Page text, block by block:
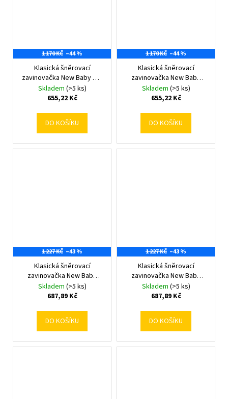
1 170 KČ –44 %
Klasická šněrovací
zavinovačka New Baby old
rose
Skladem (>5 ks)
655,22 Kč
DO KOŠÍKU
1 170 KČ –44 %
Klasická šněrovací
zavinovačka New Baby
sea green
Skladem (>5 ks)
655,22 Kč
DO KOŠÍKU
1 227 KČ –43 %
Klasická šněrovací
zavinovačka New Baby
Hvězdičky šedo-bílá
Skladem (>5 ks)
687,89 Kč
DO KOŠÍKU
1 227 KČ –43 %
Klasická šněrovací
zavinovačka New Baby
Jeřabiny
Skladem (>5 ks)
687,89 Kč
DO KOŠÍKU